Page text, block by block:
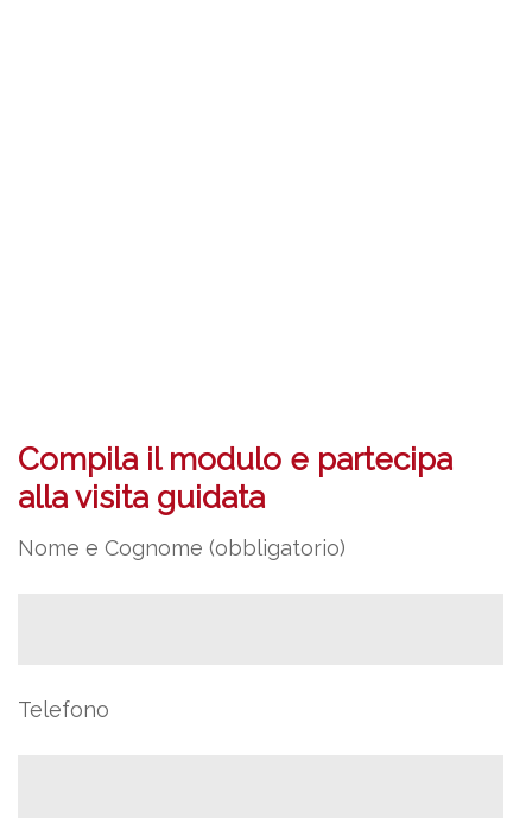
Compila il modulo e partecipa
alla visita guidata
Nome e Cognome (obbligatorio)
Telefono